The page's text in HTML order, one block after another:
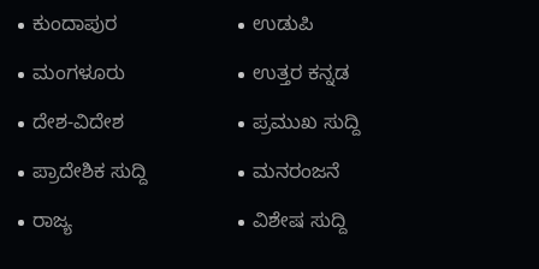
ಕುಂದಾಪುರ
ಉಡುಪಿ
ಮಂಗಳೂರು
ಉತ್ತರ ಕನ್ನಡ
ದೇಶ-ವಿದೇಶ
ಪ್ರಮುಖ ಸುದ್ದಿ
ಪ್ರಾದೇಶಿಕ ಸುದ್ದಿ
ಮನರಂಜನೆ
ರಾಜ್ಯ
ವಿಶೇಷ ಸುದ್ದಿ